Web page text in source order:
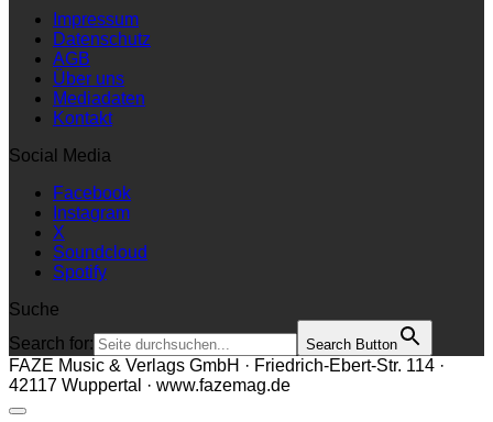
Impressum
Datenschutz
AGB
Über uns
Mediadaten
Kontakt
Social Media
Facebook
Instagram
X
Soundcloud
Spotify
Suche
Search for:
Search Button
FAZE Music & Verlags GmbH · Friedrich-Ebert-Str. 114 ·
42117 Wuppertal · www.fazemag.de